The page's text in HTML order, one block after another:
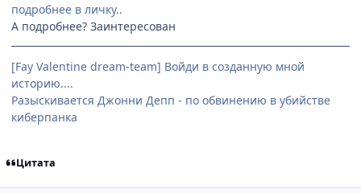
подробнее в личку..
А подробнее? Заинтересован
[Fay Valentine dream-team] Войди в созданную мной
историю....
Разыскивается Джонни Депп - по обвинению в убийстве
киберпанка
Цитата